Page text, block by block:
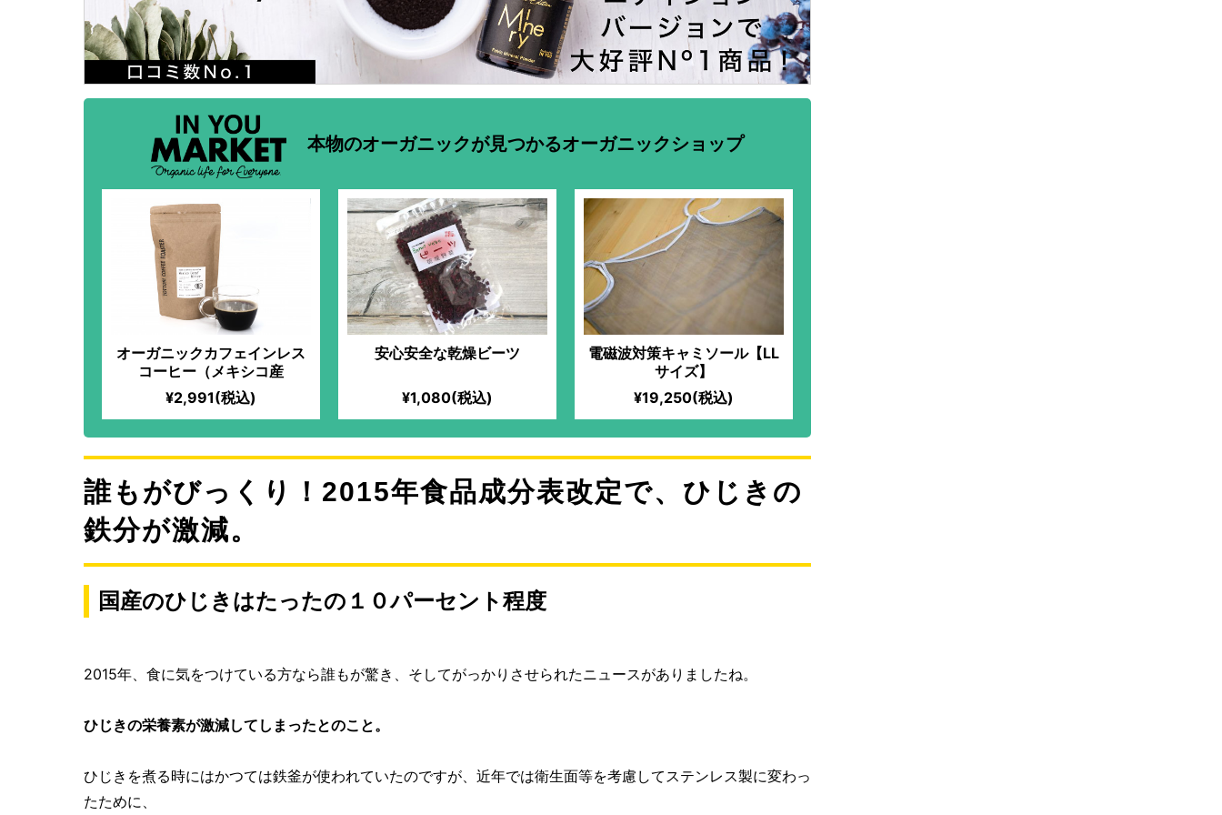
本物のオーガニックが見つかるオーガニックショップ
オーガニックカフェインレス
コーヒー（メキシコ産
¥2,991(税込)
安心安全な乾燥ビーツ
¥1,080(税込)
電磁波対策キャミソール【LL
サイズ】
¥19,250(税込)
誰もがびっくり！2015年食品成分表改定で、ひじきの
鉄分が激減。
国産のひじきはたったの１０パーセント程度
2015年、食に気をつけている方なら誰もが驚き、そしてがっかりさせられたニュースがありましたね。
ひじきの栄養素が激減してしまったとのこと。
ひじきを煮る時にはかつては鉄釜が使われていたのですが、近年では衛生面等を考慮してステンレス製に変わっ
たために、